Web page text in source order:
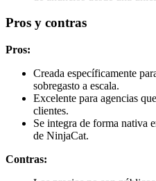
Pros y contras
Pros:
Creada específicamente
sobregasto a escala.
Excelente para agencias
clientes.
Se integra de forma nativa
de NinjaCat.
Contras: